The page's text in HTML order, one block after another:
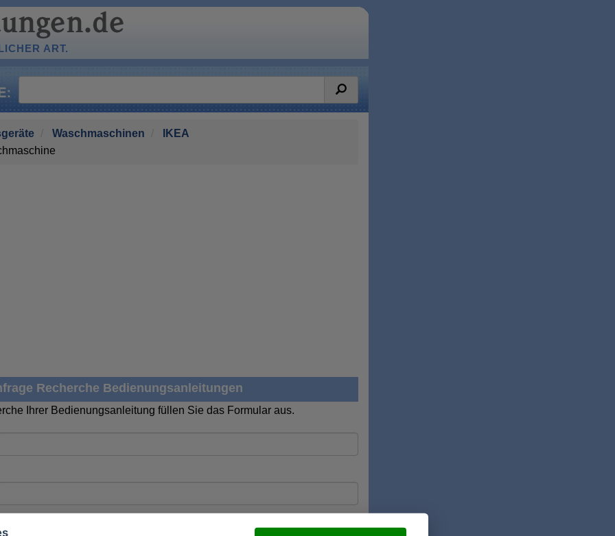
ART.
Waschmaschinen
IKEA
Recherche Bedienungsanleitungen
Ihrer Bedienungsanleitung füllen Sie das Formular aus.